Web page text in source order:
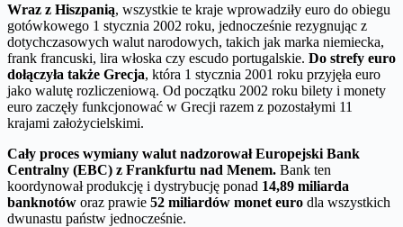
Wraz z Hiszpanią, wszystkie te kraje wprowadziły euro do obiegu
gotówkowego 1 stycznia 2002 roku, jednocześnie rezygnując z
dotychczasowych walut narodowych, takich jak marka niemiecka,
frank francuski, lira włoska czy escudo portugalskie. Do strefy euro
dołączyła także Grecja, która 1 stycznia 2001 roku przyjęła euro
jako walutę rozliczeniową. Od początku 2002 roku bilety i monety
euro zaczęły funkcjonować w Grecji razem z pozostałymi 11
krajami założycielskimi.
Cały proces wymiany walut nadzorował Europejski Bank
Centralny (EBC) z Frankfurtu nad Menem. Bank ten
koordynował produkcję i dystrybucję ponad 14,89 miliarda
banknotów oraz prawie 52 miliardów monet euro dla wszystkich
dwunastu państw jednocześnie.